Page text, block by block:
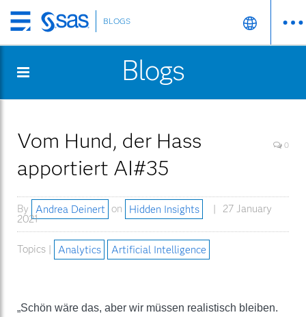
Skip
to
content
BLOGS
Blogs
Vom Hund, der Hass
apportiert AI#35
0
By Andrea Deinert on Hidden Insights
27 January
2021
Topics | Analytics Artificial Intelligence
„Schön wäre das, aber wir müssen realistisch bleiben.